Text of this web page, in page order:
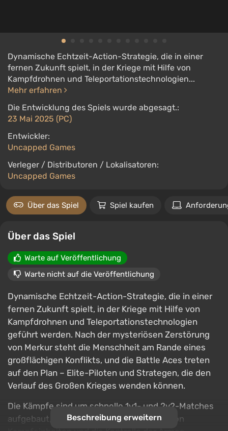
Dynamische Echtzeit-Action-Strategie, die in einer
fernen Zukunft spielt, in der Kriege mit Hilfe von
Kampfdrohnen und Teleportationstechnologien...
Mehr erfahren
Die Entwicklung des Spiels wurde abgesagt.:
23 Mai 2025 (PC)
Entwickler:
Uncapped Games
Verleger / Distributoren / Lokalisatoren:
Uncapped Games
Über das Spiel Spiel kaufen
Über das Spiel
Warte auf Veröffentlichung
Warte nicht auf die Veröffentlichung
Dynamische Echtzeit-Action-Strategie, die in einer
fernen Zukunft spielt, in der Kriege mit Hilfe von
Kampfdrohnen und Teleportationstechnologien
geführt werden. Nach der mysteriösen Zerstörung
von Merkur steht die Menschheit am Rande eines
großflächigen Konflikts, und die Battle Aces treten
auf den Plan – Elite-Piloten und Strategen, die den
Verlauf des Großen Krieges wenden können.
Die Kämpfe sind um schnelle 1v1- und 2v2-Matches
aufgebaut, bei denen die kluge Auswahl von
Beschreibung erweitern